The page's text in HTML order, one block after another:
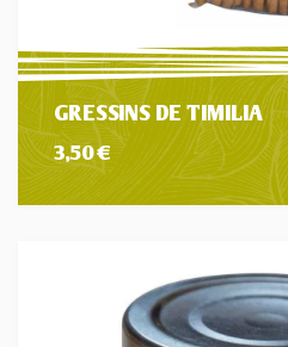
GRESSINS DE TIMILIA
3,50€